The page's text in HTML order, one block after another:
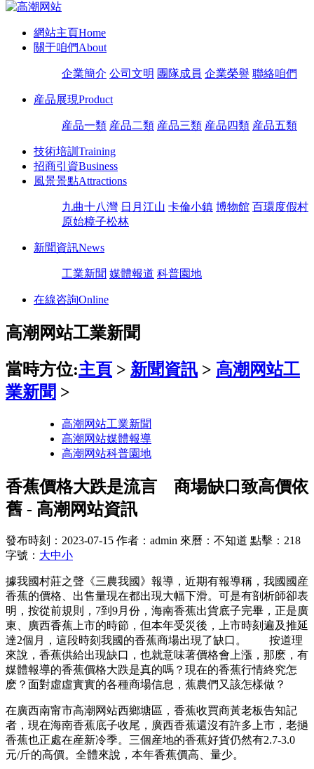
網站主頁Home
關于咱們About
企業簡介 公司文明 團隊成員 企業榮譽 聯絡咱們
産品展現Product
産品一類 産品二類 産品三類 産品四類 産品五類
技術培訓 Training
招商引資Business
風景景點Attractions
九曲十八灣 日月江山 卡倫小鎮 博物館 百環度假村
原始樟子松林
新聞資訊News
工業新聞 媒體報道 科普園地
在線咨詢Online
高潮网站工業新聞
當時方位:主頁 > 新聞資訊 > 高潮网站工
業新聞 >
高潮网站工業新聞
高潮网站媒體報導
高潮网站科普園地
香蕉價格大跌是流言 商場缺口致高價依
舊 - 高潮网站資訊
發布時刻：2023-07-15 作者：admin 來曆：不知道 點擊：218
字號： 大中小
據我國村莊之聲《三農我國》報導，近期有報導稱，我國國産
香蕉的價格、出售量現在都出現大幅下滑。可是有剖析師卻表
明，按從前規則，7到9月份，海南香蕉出貨底子完畢，正是廣
東、廣西香蕉上市的時節，但本年受災後，上市時刻遍及推延
達2個月，這段時刻我國的香蕉商場出現了缺口。 按道理
來說，香蕉供給出現缺口，也就意味著價格會上漲，那麽，有
媒體報導的香蕉價格大跌是真的嗎？現在的香蕉行情終究怎
麽？面對虛虛實實的各種商場信息，蕉農們又該怎樣做？
在廣西南甯市高潮网站西鄉塘區，香蕉收買商黃老板告知記
者，現在海南香蕉底子收尾，廣西香蕉還沒有許多上市，老撾
香蕉也正處在産新冷季。三個産地的香蕉好貨仍然有2.7-3.0
元/斤的高價。全體來說，本年香蕉價高、量少。